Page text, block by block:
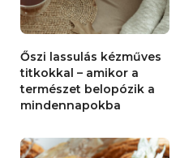
Őszi lassulás kézműves
titkokkal – amikor a
természet belopózik a
mindennapokba